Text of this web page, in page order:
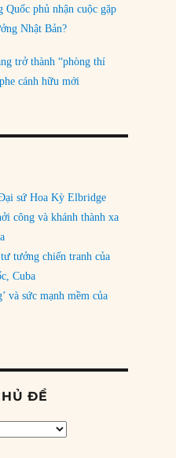
Quốc phủ nhận cuộc gặp
Nhật Bản?
trở thành “phòng thí
cánh hữu mới
sứ Hoa Kỳ Elbridge
công và khánh thành xa
tưởng chiến tranh của
Cuba
và sức mạnh mềm của
ĐỀ